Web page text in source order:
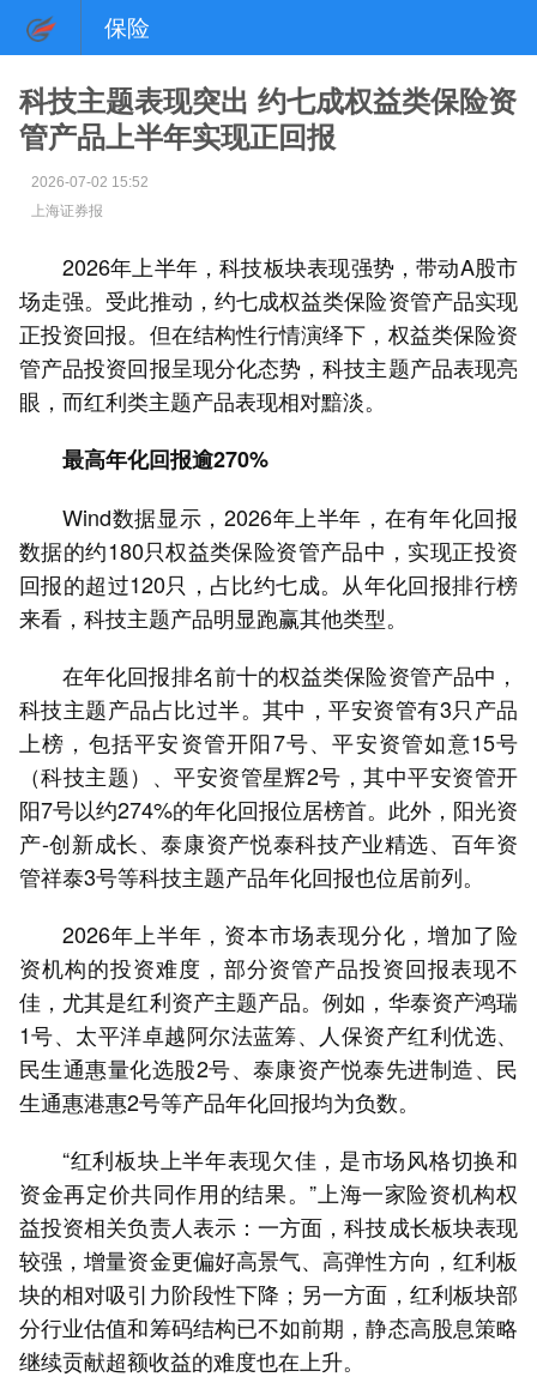
保险
科技主题表现突出 约七成权益类保险资
管产品上半年实现正回报
2026-07-02 15:52
上海证券报
2026年上半年，科技板块表现强势，带动A股市
场走强。受此推动，约七成权益类保险资管产品实现
正投资回报。但在结构性行情演绎下，权益类保险资
管产品投资回报呈现分化态势，科技主题产品表现亮
眼，而红利类主题产品表现相对黯淡。
最高年化回报逾270%
Wind数据显示，2026年上半年，在有年化回报
数据的约180只权益类保险资管产品中，实现正投资
回报的超过120只，占比约七成。从年化回报排行榜
来看，科技主题产品明显跑赢其他类型。
在年化回报排名前十的权益类保险资管产品中，
科技主题产品占比过半。其中，平安资管有3只产品
上榜，包括平安资管开阳7号、平安资管如意15号
（科技主题）、平安资管星辉2号，其中平安资管开
阳7号以约274%的年化回报位居榜首。此外，阳光资
产-创新成长、泰康资产悦泰科技产业精选、百年资
管祥泰3号等科技主题产品年化回报也位居前列。
2026年上半年，资本市场表现分化，增加了险
资机构的投资难度，部分资管产品投资回报表现不
佳，尤其是红利资产主题产品。例如，华泰资产鸿瑞
1号、太平洋卓越阿尔法蓝筹、人保资产红利优选、
民生通惠量化选股2号、泰康资产悦泰先进制造、民
生通惠港惠2号等产品年化回报均为负数。
“红利板块上半年表现欠佳，是市场风格切换和
资金再定价共同作用的结果。”上海一家险资机构权
益投资相关负责人表示：一方面，科技成长板块表现
较强，增量资金更偏好高景气、高弹性方向，红利板
块的相对吸引力阶段性下降；另一方面，红利板块部
分行业估值和筹码结构已不如前期，静态高股息策略
继续贡献超额收益的难度也在上升。